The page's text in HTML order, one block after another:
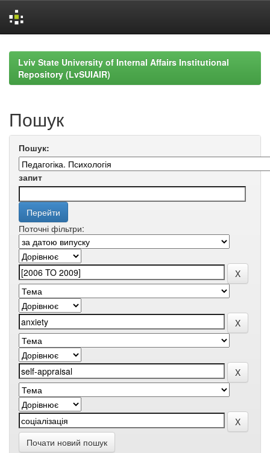
navigationLviv State University of Internal Affairs Institutional
Repository (LvSUIAIR)
Пошук
Пошук:
запит
Поточні фільтри:
Почати новий пошук